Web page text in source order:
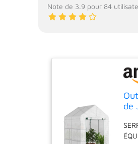
Note de 3.9 pour 84
de